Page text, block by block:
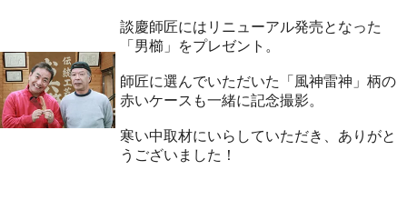
談慶師匠にはリニューアル発売となった
「男櫛」をプレゼント。
師匠に選んでいただいた「風神雷神」柄の
赤いケースも一緒に記念撮影。
寒い中取材にいらしていただき、ありがと
うございました！